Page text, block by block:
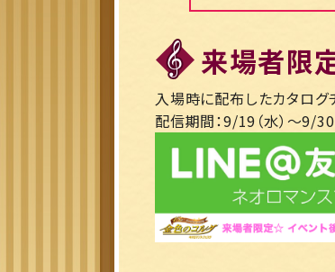
来場者限
入場時に配布したカタログ
配信期間：9/19（水）～9/30